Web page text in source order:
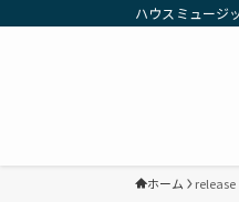
ハウスミュージ
ホーム release